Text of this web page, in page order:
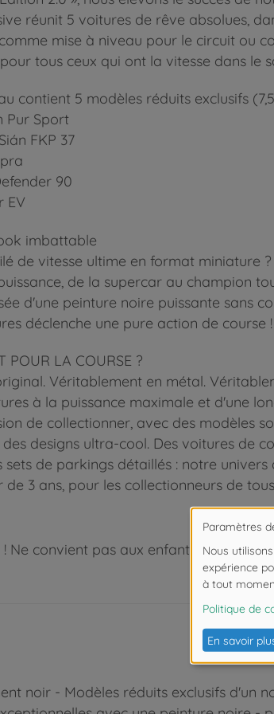
réunit 5 voitures de rêve absolues,
mise à niveau pour le circuit ou
tous ceux qui ont la vitesse dans le
contient 5 modèles réduits exclusifs
Pur Sport
FKP 37
90
EV
imbattable
de vitesse ultime en format miniature
de la supercar au champion
d'une peinture noire puissante sans
déclenche une pure action de course !
POUR LA COURSE ?
Véritablement en métal.
à la puissance maximale et d'une
de collectionner, avec des modèles
designs ultra-cool. Des voitures de
sets de parkings détaillés : notre
3 ans, pour les collectionneurs de
Ne convient pas aux enfants de moins
noir - Modèles réduits exclusifs d'un